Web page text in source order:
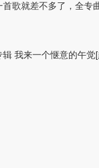
歌就差不多了，全专
辑 我来一个惬意的午觉